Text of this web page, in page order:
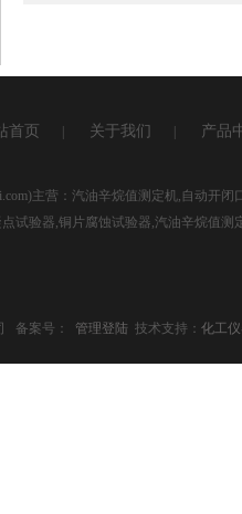
首页 关于我们 产品
主营：汽油辛烷值测定机,自动
试验器,铜片腐蚀试验器,汽油辛烷值测
备案号：
管理登陆 技术支持： 化工